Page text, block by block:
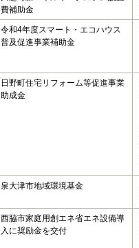
費補助金
令和4年度スマート・エコハウス
普及促進事業補助金
日野町住宅リフォーム等促進事業
助成金
泉大津市地域環境基金
西脇市家庭用創エネ省エネ設備導
入に奨励金を交付